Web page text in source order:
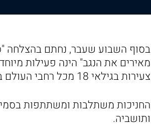
בסוף השבוע שעבר, נחתם בהצלחה
צעירות בגילאי 18 מכל רחבי העולם במסגרת תנועת בני עקיבא העולמית.
החניכות משתלבות ומשתתפות
ותושביה.